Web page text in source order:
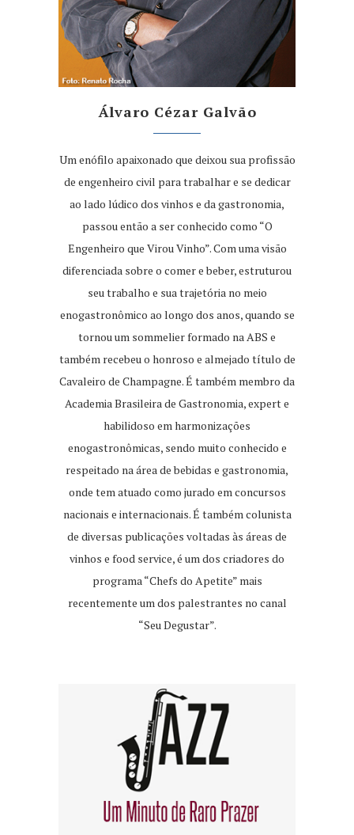
Álvaro Cézar Galvão
Um enófilo apaixonado que deixou sua profissão
de engenheiro civil para trabalhar e se dedicar
ao lado lúdico dos vinhos e da gastronomia,
passou então a ser conhecido como “O
Engenheiro que Virou Vinho”. Com uma visão
diferenciada sobre o comer e beber, estruturou
seu trabalho e sua trajetória no meio
enogastronômico ao longo dos anos, quando se
tornou um sommelier formado na ABS e
também recebeu o honroso e almejado título de
Cavaleiro de Champagne. É também membro da
Academia Brasileira de Gastronomia, expert e
habilidoso em harmonizações
enogastronômicas, sendo muito conhecido e
respeitado na área de bebidas e gastronomia,
onde tem atuado como jurado em concursos
nacionais e internacionais. É também colunista
de diversas publicações voltadas às áreas de
vinhos e food service, é um dos criadores do
programa “Chefs do Apetite” mais
recentemente um dos palestrantes no canal
“Seu Degustar”.